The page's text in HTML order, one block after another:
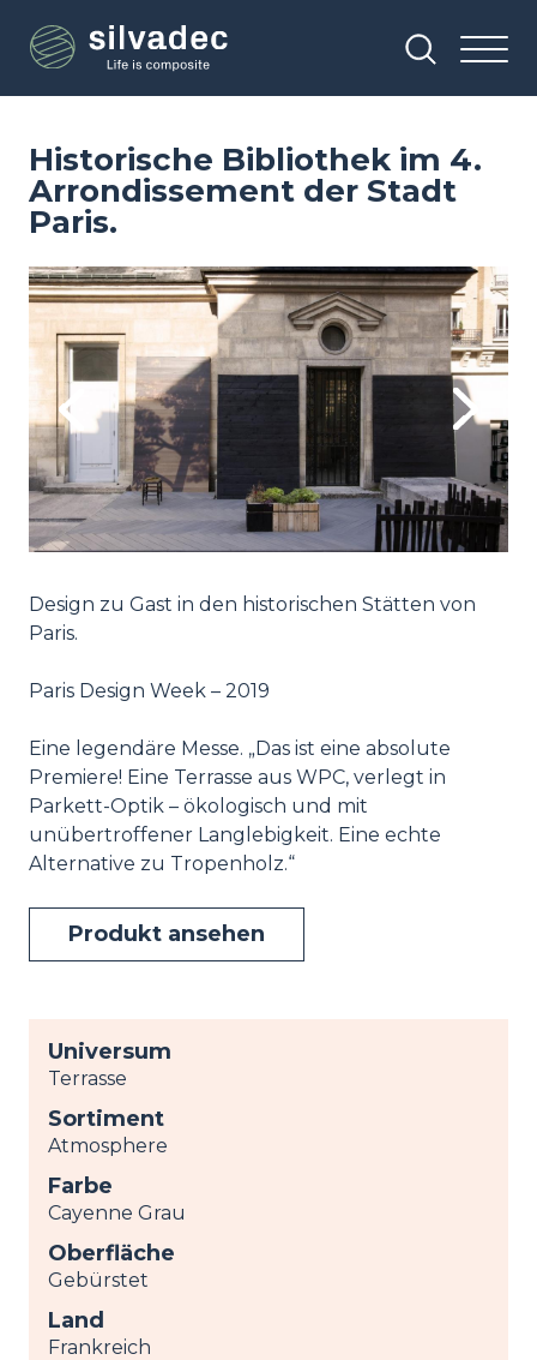
zum
Inhalt
Historische Bibliothek im 4.
Arrondissement der Stadt
Paris.
Previous
Image
Next
Design zu Gast in den historischen Stätten von
Paris.
Paris Design Week – 2019
Eine legendäre Messe. „Das ist eine absolute
Premiere! Eine Terrasse aus WPC, verlegt in
Parkett-Optik – ökologisch und mit
unübertroffener Langlebigkeit. Eine echte
Alternative zu Tropenholz.“
Produkt ansehen
Universum
Terrasse
Sortiment
Atmosphere
Farbe
Cayenne Grau
Oberfläche
Gebürstet
Land
Frankreich